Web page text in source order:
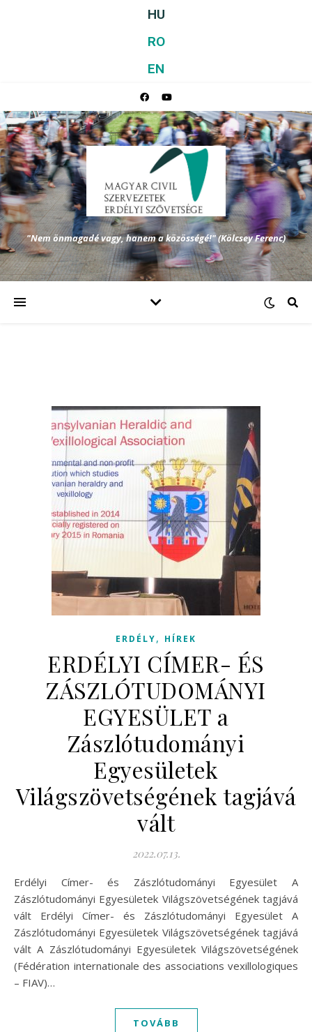
HU
RO
EN
"Nem önmagadé vagy, hanem a közösségé!" (Kölcsey Ferenc)
ERDÉLY, HÍREK
ERDÉLYI CÍMER- ÉS
ZÁSZLÓTUDOMÁNYI
EGYESÜLET a
Zászlótudományi
Egyesületek
Világszövetségének tagjává
vált
2022.07.13.
Erdélyi Címer- és Zászlótudományi Egyesület A
Zászlótudományi Egyesületek Világszövetségének tagjává
vált Erdélyi Címer- és Zászlótudományi Egyesület A
Zászlótudományi Egyesületek Világszövetségének tagjává
vált A Zászlótudományi Egyesületek Világszövetségének
(Fédération internationale des associations vexillologiques
– FIAV)…
TOVÁBB